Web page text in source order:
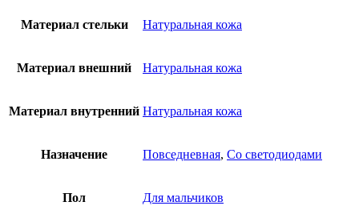
Материал стельки Натуральная кожа
Материал внешний Натуральная кожа
Материал внутренний Натуральная кожа
Назначение Повседневная, Со светодиодами
Пол Для мальчиков